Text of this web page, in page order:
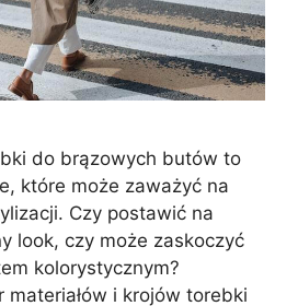
do brązowych butów to
które może zaważyć na
Czy postawić na
look, czy może zaskoczyć
kolorystycznym?
i krojów torebki